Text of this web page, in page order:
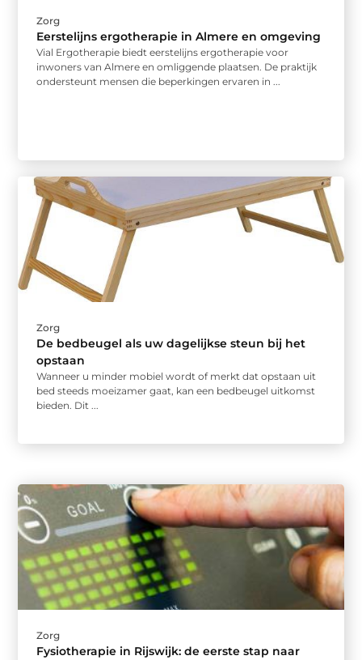
Zorg
Eerstelijns ergotherapie in Almere en omgeving
Vial Ergotherapie biedt eerstelijns ergotherapie voor
inwoners van Almere en omliggende plaatsen. De praktijk
ondersteunt mensen die beperkingen ervaren in ...
Zorg
De bedbeugel als uw dagelijkse steun bij het
opstaan
Wanneer u minder mobiel wordt of merkt dat opstaan uit
bed steeds moeizamer gaat, kan een bedbeugel uitkomst
bieden. Dit ...
Zorg
Fysiotherapie in Rijswijk: de eerste stap naar